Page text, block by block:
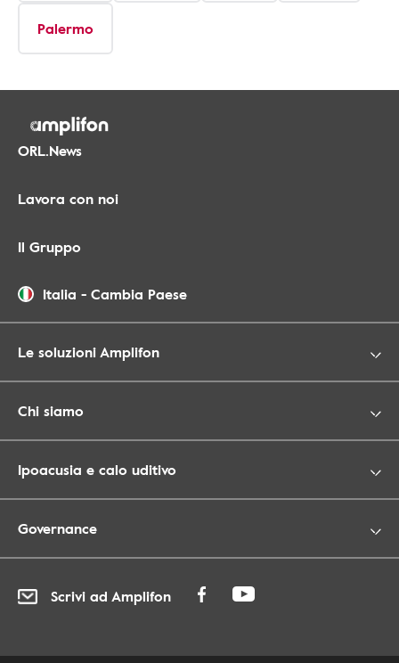
Palermo
ORL.News
Lavora con noi
Il Gruppo
Italia - Cambia Paese
Le soluzioni Amplifon
Chi siamo
Ipoacusia e calo uditivo
Governance
Scrivi ad Amplifon